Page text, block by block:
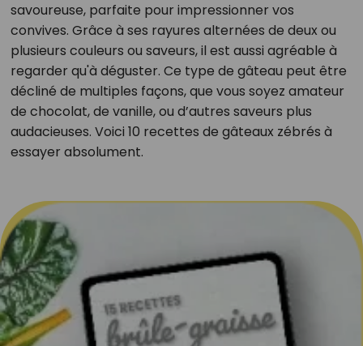
savoureuse, parfaite pour impressionner vos
convives. Grâce à ses rayures alternées de deux ou
plusieurs couleurs ou saveurs, il est aussi agréable à
regarder qu'à déguster. Ce type de gâteau peut être
décliné de multiples façons, que vous soyez amateur
de chocolat, de vanille, ou d’autres saveurs plus
audacieuses. Voici 10 recettes de gâteaux zébrés à
essayer absolument.